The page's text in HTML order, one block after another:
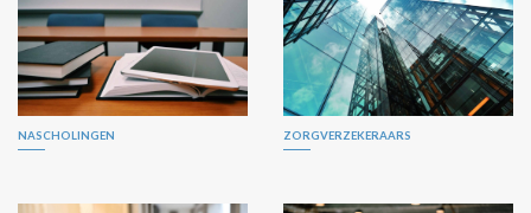
NASCHOLINGEN ZORGVERZEKERAARS